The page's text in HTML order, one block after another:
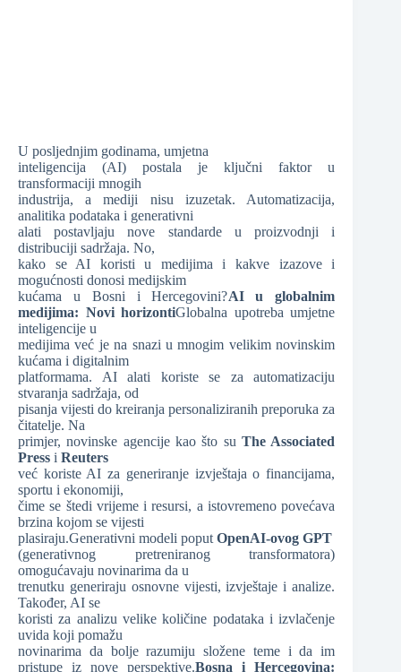
U posljednjim godinama, umjetna
inteligencija (AI) postala je ključni faktor u
transformaciji mnogih
industrija, a mediji nisu izuzetak. Automatizacija,
analitika podataka i generativni
alati postavljaju nove standarde u proizvodnji i
distribuciji sadržaja. No,
kako se AI koristi u medijima i kakve izazove i
mogućnosti donosi medijskim
kućama u Bosni i Hercegovini?AI u globalnim
medijima: Novi horizontiGlobalna upotreba umjetne
inteligencije u
medijima već je na snazi u mnogim velikim novinskim
kućama i digitalnim
platformama. AI alati koriste se za automatizaciju
stvaranja sadržaja, od
pisanja vijesti do kreiranja personaliziranih preporuka za
čitatelje. Na
primjer, novinske agencije kao što su The Associated
Press i Reuters
već koriste AI za generiranje izvještaja o financijama,
sportu i ekonomiji,
čime se štedi vrijeme i resursi, a istovremeno povećava
brzina kojom se vijesti
plasiraju.Generativni modeli poput OpenAI-ovog GPT
(generativnog pretreniranog transformatora)
omogućavaju novinarima da u
trenutku generiraju osnovne vijesti, izvještaje i analize.
Također, AI se
koristi za analizu velike količine podataka i izvlačenje
uvida koji pomažu
novinarima da bolje razumiju složene teme i da im
pristupe iz nove perspektive.Bosna i Hercegovina: